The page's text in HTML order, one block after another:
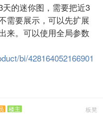
的迷你图，需要把近3
需要展示，可以先扩展
来。可以使用全局参数
bi/428164052166901
板凳
楼主